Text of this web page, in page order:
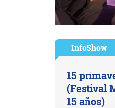
InfoShow
15
(Festival
15 años)